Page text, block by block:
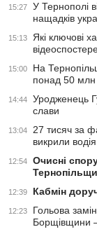
15:27
У Тернополі
нащадків
15:13
Які ключові
15:00
На
понад 50 млн
14:44
Уродженець
слави
13:04
27 тисяч за
викрили
12:54
Очисні
12:39 Кабмін
12:23
Гольова
Борщівщини